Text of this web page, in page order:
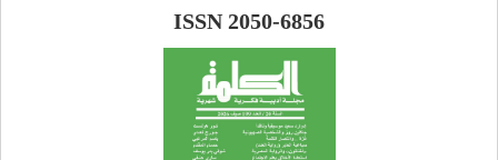
ISSN 2050-6856